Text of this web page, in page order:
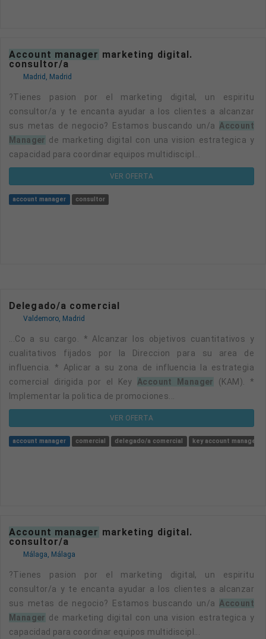
account manager marketing digital.
consultor/a
Madrid, Madrid
?Tienes pasion por el marketing digital, un espiritu
consultor/a y te encanta ayudar a los clientes a alcanzar
sus metas de negocio? Estamos buscando un/a Account
Manager de marketing digital con una vision estrategica y
capacidad para coordinar equipos multidiscipl...
VER OFERTA
account manager consultor
Delegado/a comercial
Valdemoro, Madrid
...co a su cargo. * Alcanzar los objetivos cuantitativos y
cualitativos fijados por la Direccion para su area de
influencia. * Aplicar a su zona de influencia la estrategia
comercial dirigida por el Key Account Manager
(KAM). *
Implementar la politica de promociones...
VER OFERTA
account manager comercial delegado/a comercial key account manager
account manager marketing digital.
consultor/a
Málaga, Málaga
?Tienes pasion por el marketing digital, un espiritu
consultor/a y te encanta ayudar a los clientes a alcanzar
sus metas de negocio? Estamos buscando un/a Account
Manager de marketing digital con una vision estrategica y
capacidad para coordinar equipos multidiscipl...